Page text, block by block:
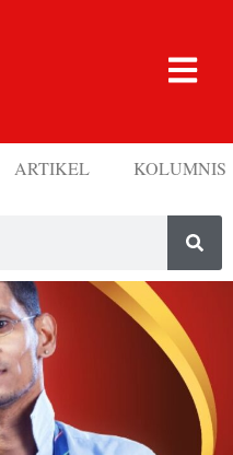
ARTIKEL KOLUMNIS